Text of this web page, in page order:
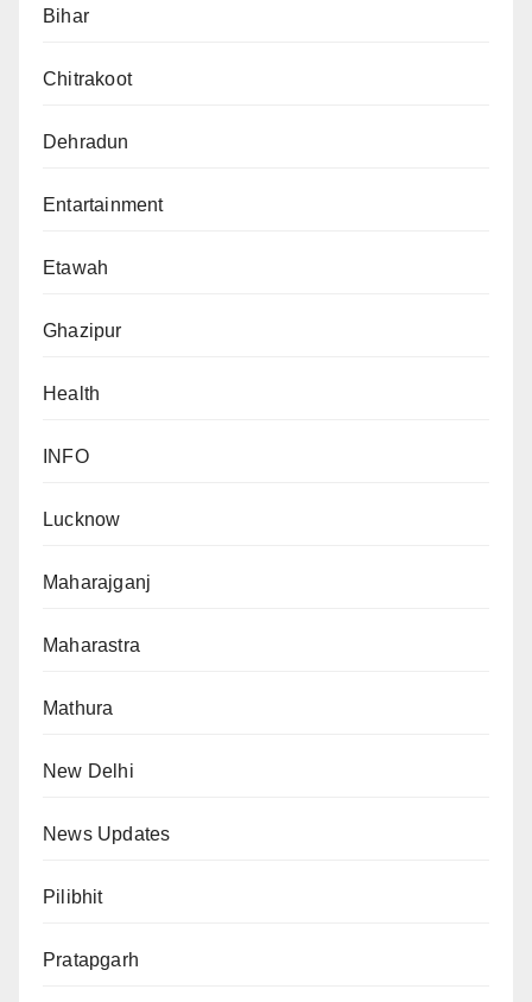
Bihar
Chitrakoot
Dehradun
Entartainment
Etawah
Ghazipur
Health
INFO
Lucknow
Maharajganj
Maharastra
Mathura
New Delhi
News Updates
Pilibhit
Pratapgarh